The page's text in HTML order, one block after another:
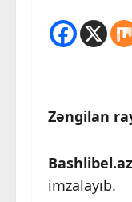
Zəngilan
Bashlibel.az
imzalayıb.